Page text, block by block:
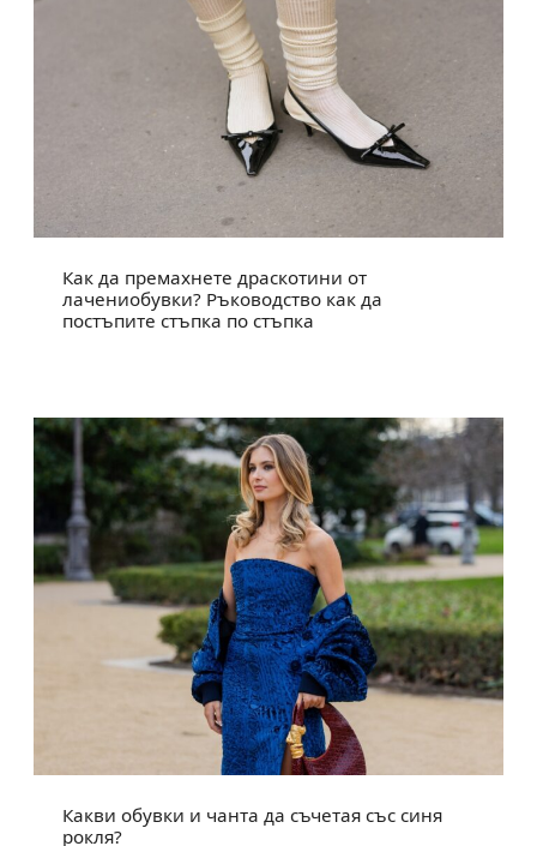
Как да премахнете драскотини от
лачениобувки? Ръководство как да
постъпите стъпка по стъпка
Какви обувки и чанта да съчетая със синя
рокля?